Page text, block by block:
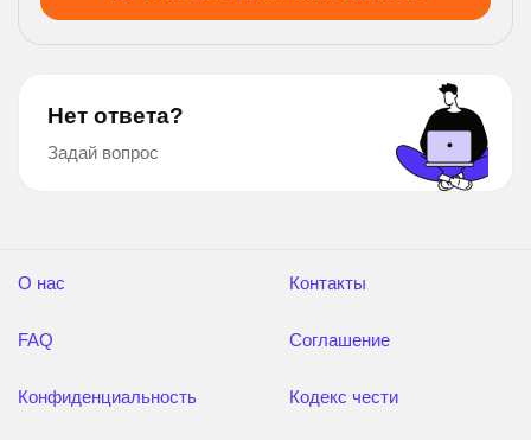
Нет ответа?
Задай вопрос
О нас
FAQ
Конфиденциальность
Контакты
Соглашение
Кодекс чести